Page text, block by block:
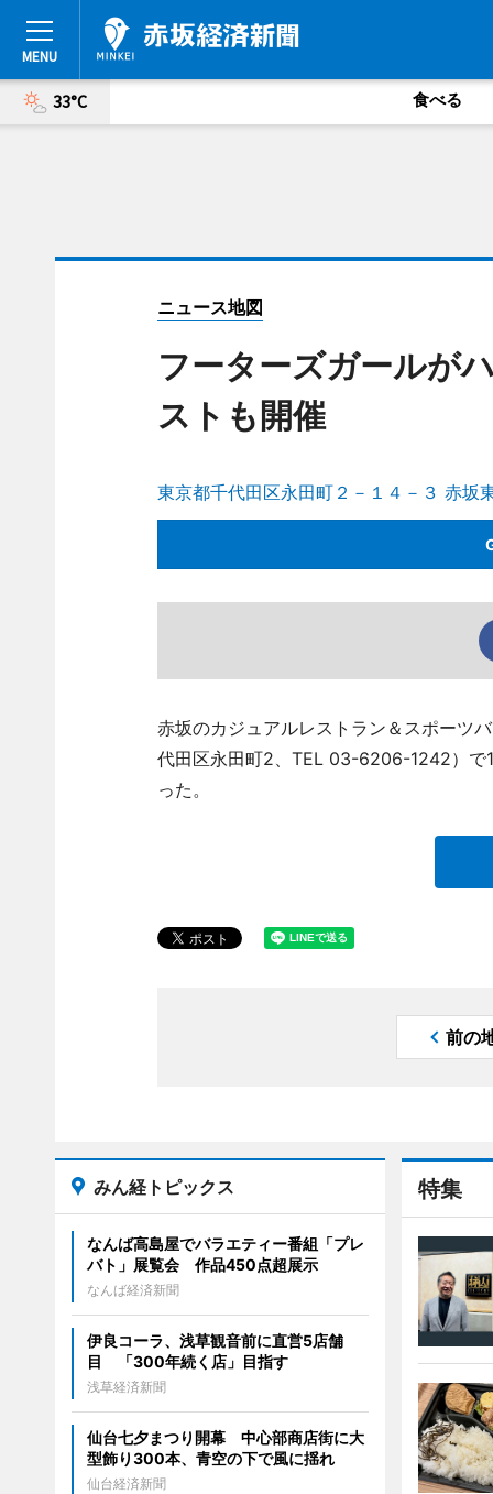
33°C 食べる
ニュース地図
フーターズガールが
ストも開催
東京都千代田区永田町２－１４－３ 赤坂
赤坂のカジュアルレストラン＆スポーツ
代田区永田町2、TEL 03-6206-1242）で
った。
前の
特集
みん経トピックス
なんば高島屋でバラエティー番組「プレ
バト」展覧会 作品450点超展示
なんば経済新聞
伊良コーラ、浅草観音前に直営5店舗
目 「300年続く店」目指す
浅草経済新聞
仙台七夕まつり開幕 中心部商店街に大
型飾り300本、青空の下で風に揺れ
仙台経済新聞